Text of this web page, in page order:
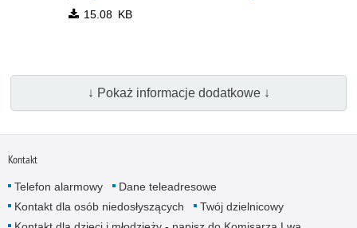
15.08 KB
↓ Pokaż informacje dodatkowe ↓
Kontakt
Telefon alarmowy
Dane teleadresowe
Kontakt dla osób niedosłyszących
Twój dzielnicowy